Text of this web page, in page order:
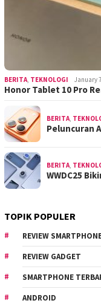
BERITA TEKNOLOGI January
Honor Tablet 10 Pro
BERITA
Peluncuran
BERITA
WWDC25
TOPIK POPULER
REVIEW
REVIEW GADGET
SMARTPHONE
ANDROID